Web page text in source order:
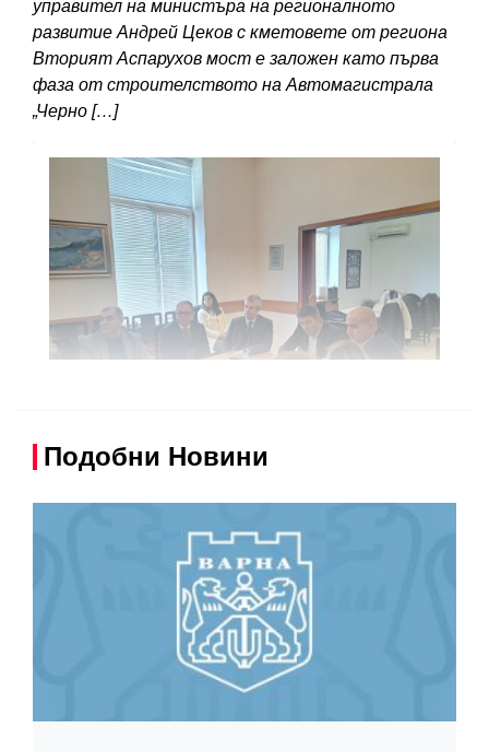
управител на министъра на регионалното
развитие Андрей Цеков с кметовете от региона
Вторият Аспарухов мост е заложен като първа
фаза от строителството на Автомагистрала
„Черно […]
Подобни Новини